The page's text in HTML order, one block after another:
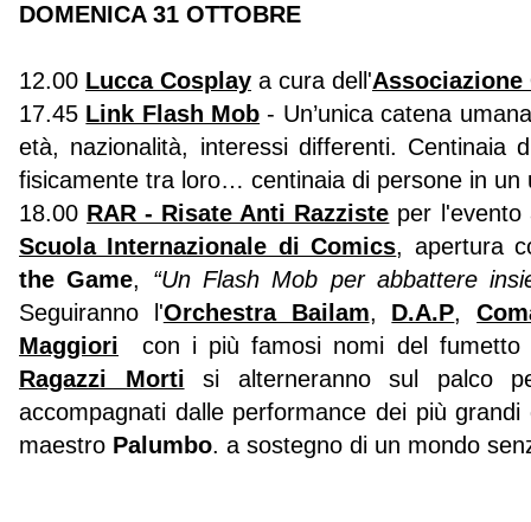
DOMENICA 31 OTTOBRE
12.00 Lucca Cosplay a cura dell'
17.45 Link Flash Mob - Un’unica catena
età, nazionalità, interessi differenti. Centinaia
fisicamente tra loro… centinaia di persone in un
18.00 RAR - Risate Anti Razziste per
Scuola Internazionale di Comics, apertura
the Game, “Un Flash Mob per abbattere
Seguiranno l'Orchestra Bailam, D.A.P,
Maggiori
con i più famosi nomi del
Ragazzi Morti si alterneranno sul palco
accompagnati dalle performance dei più
maestro Palumbo. a sostegno di un mondo